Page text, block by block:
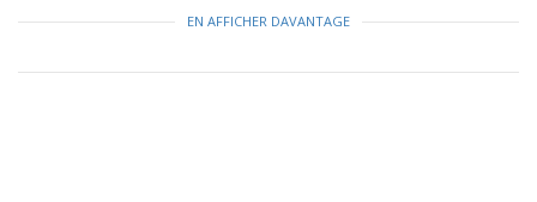
EN AFFICHER DAVANTAGE